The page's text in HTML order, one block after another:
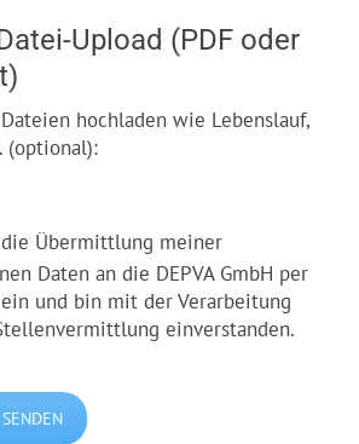
Upload (PDF oder
hochladen wie Lebenslauf,
(optional):
Übermittlung meiner
Daten an die DEPVA GmbH per
und bin mit der Verarbeitung
einverstanden.